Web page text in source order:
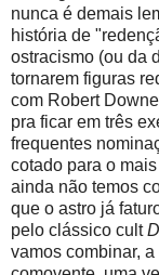
nunca é demais
história de
ostracismo (ou da
tornarem figuras
com Robert
pra ficar em três
frequentes
cotado para o
ainda não temos
que o astro já
pelo clássico cult
vamos combinar,